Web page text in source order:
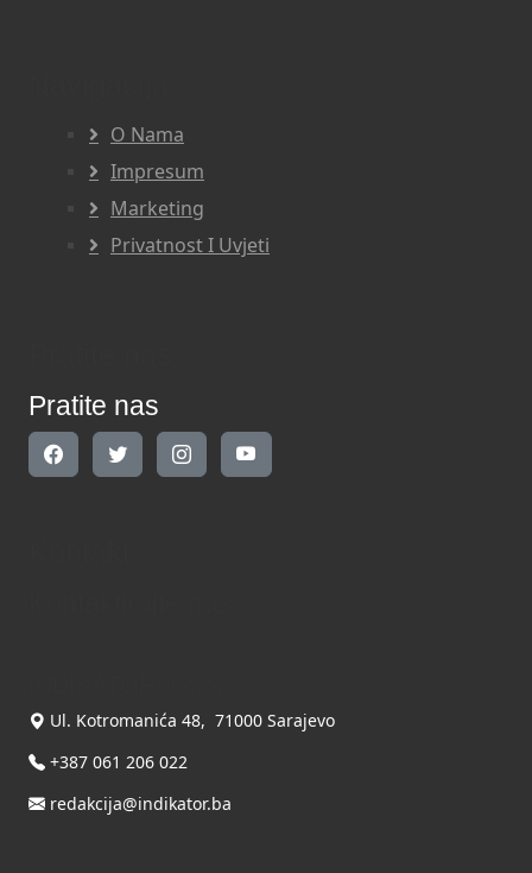
O Nama
Impresum
Marketing
Privatnost I Uvjeti
Pratite nas
Ul. Kotromanića 48, 71000 Sarajevo
+387 061 206 022
redakcija@indikator.ba